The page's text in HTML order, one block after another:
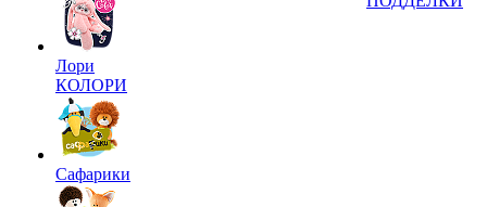
Лори
КОЛОРИ
Сафарики